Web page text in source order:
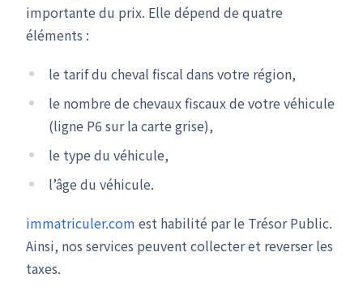
importante du prix. Elle dépend de quatre
éléments :
le tarif du cheval fiscal dans votre région,
le nombre de chevaux fiscaux de votre véhicule
(ligne P6 sur la carte grise),
le type du véhicule,
l’âge du véhicule.
immatriculer.com est habilité par le Trésor Public.
Ainsi, nos services peuvent collecter et reverser les
taxes.